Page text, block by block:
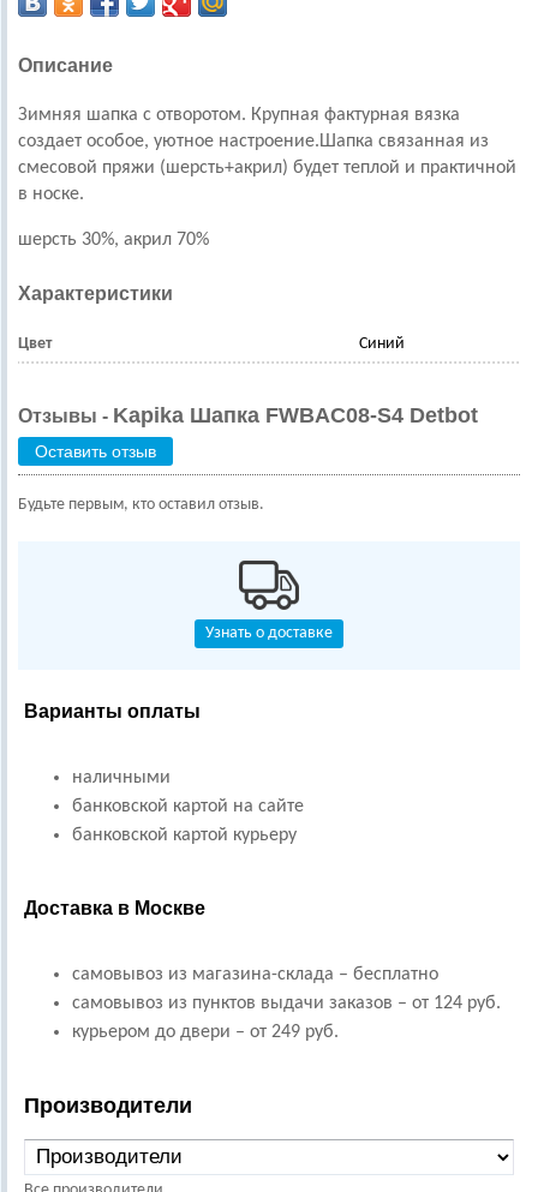
Описание
Зимняя шапка с отворотом. Крупная фактурная вязка
создает особое, уютное настроение.Шапка связанная из
смесовой пряжи (шерсть+акрил) будет теплой и практичной
в носке.
шерсть 30%, акрил 70%
Характеристики
Цвет Синий
Отзывы - Kapika Шапка FWBAC08-S4 Detbot
Оставить отзыв
Будьте первым, кто оставил отзыв.
Узнать о доставке
Варианты оплаты
наличными
банковской картой на сайте
банковской картой курьеру
Доставка в Москве
самовывоз из магазина-склада – бесплатно
самовывоз из пунктов выдачи заказов – от 124 руб.
курьером до двери – от 249 руб.
Производители